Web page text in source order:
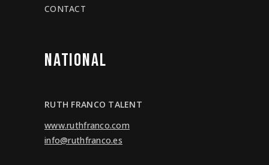
CONTACT
NATIONAL
RUTH FRANCO TALENT
www.ruthfranco.com
info@ruthfranco.es